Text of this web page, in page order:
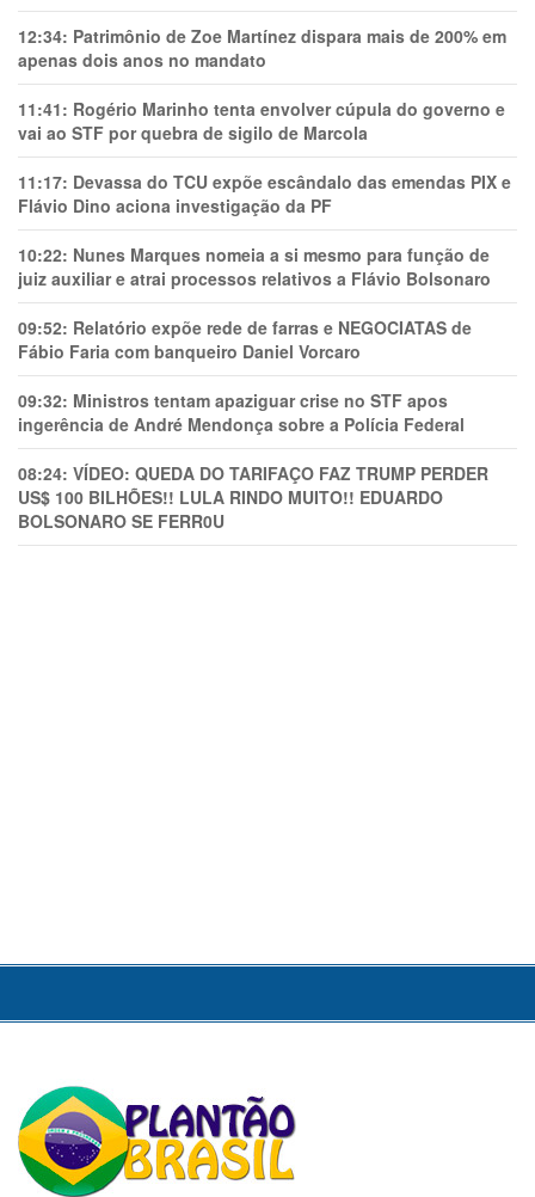
12:34: Patrimônio de Zoe Martínez dispara mais de 200% em
apenas dois anos no mandato
11:41: Rogério Marinho tenta envolver cúpula do governo e
vai ao STF por quebra de sigilo de Marcola
11:17: Devassa do TCU expõe escândalo das emendas PIX e
Flávio Dino aciona investigação da PF
10:22: Nunes Marques nomeia a si mesmo para função de
juiz auxiliar e atrai processos relativos a Flávio Bolsonaro
09:52: Relatório expõe rede de farras e NEGOCIATAS de
Fábio Faria com banqueiro Daniel Vorcaro
09:32: Ministros tentam apaziguar crise no STF apos
ingerência de André Mendonça sobre a Polícia Federal
08:24: VÍDEO: QUEDA DO TARIFAÇO FAZ TRUMP PERDER
US$ 100 BILHÕES!! LULA RINDO MUITO!! EDUARDO
BOLSONARO SE FERR0U